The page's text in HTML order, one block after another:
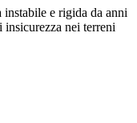
e rigida da anni
insicurezza nei terreni